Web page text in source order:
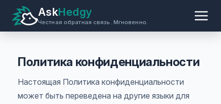
AskHedgy
Честная обратная связь. Мгновенно.
Политика конфиденциальности
Настоящая Политика конфиденциальности
может быть переведена на другие языки для